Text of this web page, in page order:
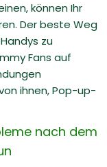
können Ihr
Der beste Weg
zu
Fans auf
ihnen, Pop-up-
nach dem